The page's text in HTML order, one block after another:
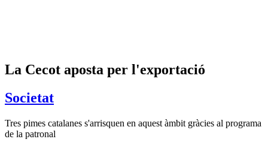
La Cecot aposta per l'exportació
Societat
Tres pimes catalanes s'arrisquen en aquest àmbit gràcies al programa
de la patronal